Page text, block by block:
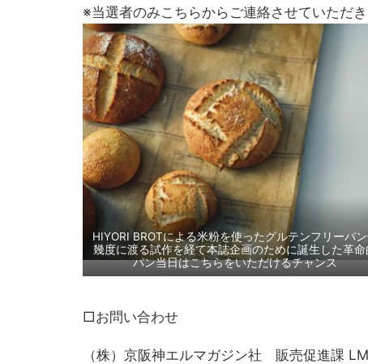
※当選者のみこちらからご連絡させていただ
HIYORI BROTによる米粉を使ったグルテンフリーパ
幾度に渡る試作を経て本誌企画のために誕生した革命
パン当日はこちらをいただけるチャンス
□お問い合わせ
（株）京阪神エルマガジン社 販売促進課